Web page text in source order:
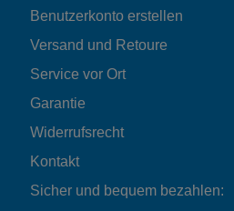
Benutzerkonto erstellen
Versand und Retoure
Service vor Ort
Garantie
Widerrufsrecht
Kontakt
Sicher und bequem bezahlen: